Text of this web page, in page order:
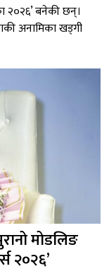
२०२६’ बनेकी छन्।
अनामिका खड्गी
मोडलिङ
२०२६’